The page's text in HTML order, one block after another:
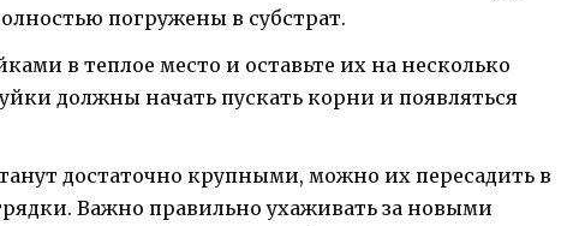
погружены в субстрат.
в теплое место и оставьте их на несколько
должны начать пускать корни и появляться
достаточно крупными, можно их пересадить в
Важно правильно ухаживать за новыми